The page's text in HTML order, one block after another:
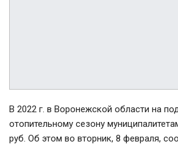
В 2022 г. в Воронежской области на
отопительному сезону
руб. Об этом во вторник, 8 февраля,